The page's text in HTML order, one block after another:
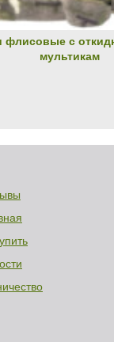
флисовые с
мультикам